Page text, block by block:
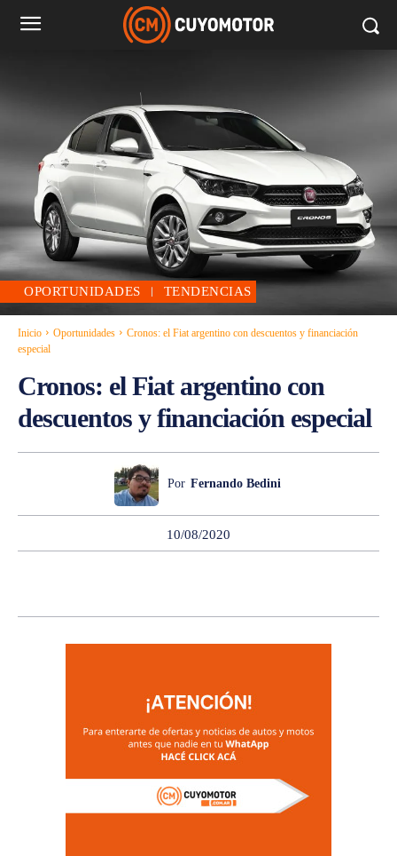
OPORTUNIDADES TENDENCIAS
Inicio Oportunidades
Cronos: el Fiat argentino con descuentos y financiación
especial
Cronos: el Fiat argentino con
descuentos y financiación especial
Por Fernando Bedini
10/08/2020